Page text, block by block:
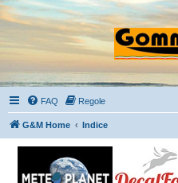
FAQ Regole
G&M Home Indice